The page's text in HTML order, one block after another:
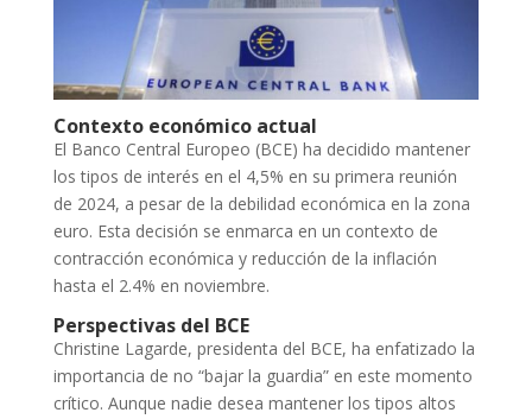
Contexto económico actual
El Banco Central Europeo (BCE) ha decidido mantener
los tipos de interés en el 4,5% en su primera reunión
de 2024, a pesar de la debilidad económica en la zona
euro. Esta decisión se enmarca en un contexto de
contracción económica y reducción de la inflación
hasta el 2.4% en noviembre.
Perspectivas del BCE
Christine Lagarde, presidenta del BCE, ha enfatizado la
importancia de no “bajar la guardia” en este momento
crítico. Aunque nadie desea mantener los tipos altos